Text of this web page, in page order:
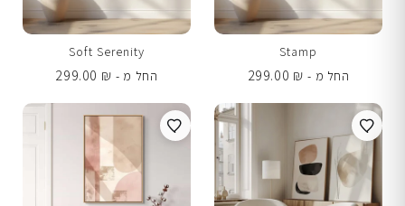
Stamp
החל מ -
299.00 ₪
Soft Serenity
החל מ -
299.00 ₪